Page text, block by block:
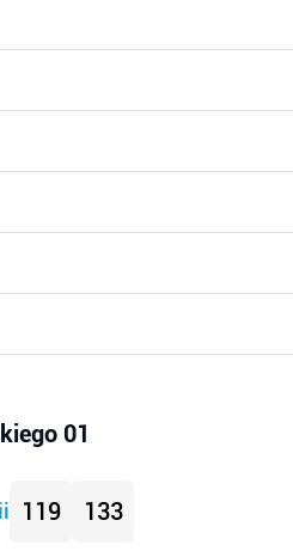
01
119 133